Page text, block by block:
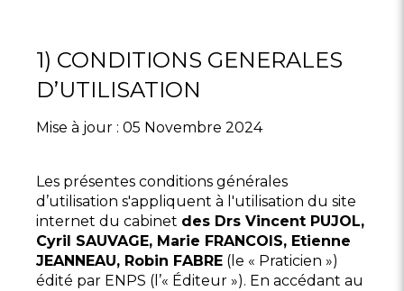
1) CONDITIONS GENERALES
D’UTILISATION
Mise à jour : 05 Novembre 2024
Les présentes conditions générales
d’utilisation s'appliquent à l'utilisation du site
internet du cabinet des Drs Vincent PUJOL,
Cyril SAUVAGE, Marie FRANCOIS, Etienne
JEANNEAU, Robin FABRE (le « Praticien »)
édité par ENPS (l’« Éditeur »). En accédant au